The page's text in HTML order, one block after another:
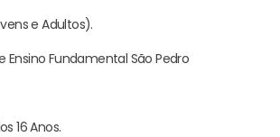
e Adultos).
Ensino Fundamental São Pedro
16 Anos.